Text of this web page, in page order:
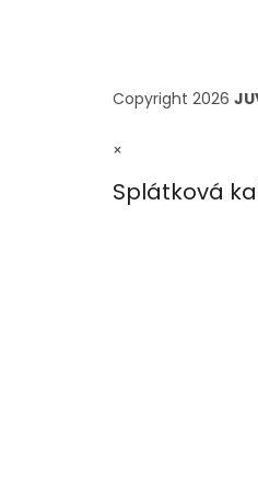
Copyright 2026
×
Splátková